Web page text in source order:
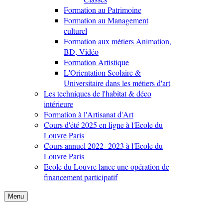
Formation au Patrimoine
Formation au Management
culturel
Formation aux métiers Animation,
BD, Vidéo
Formation Artistique
L'Orientation Scolaire &
Universitaire dans les métiers d'art
Les techniques de l'habitat & déco
intérieure
Formation à l'Artisanat d'Art
Cours d'été 2025 en ligne à l'Ecole du
Louvre Paris
Cours annuel 2022- 2023 à l'Ecole du
Louvre Paris
Ecole du Louvre lance une opération de
financement participatif
Menu